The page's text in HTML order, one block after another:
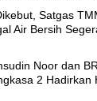
Satgas
Air Bersih
Noor dan
2 Hadirkan